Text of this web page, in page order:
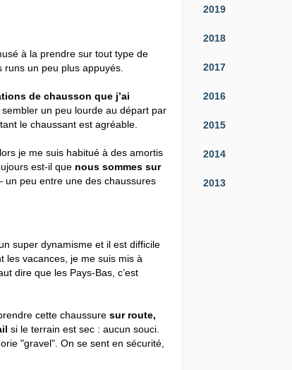
à la prendre sur tout type de
un peu plus appuyés.
de chausson que j’ai
sembler un peu lourde au départ par
le chaussant est agréable.
je me suis habitué à des amortis
est-il que nous sommes sur
peu entre une des chaussures
super dynamisme et il est difficile
les vacances, je me suis mis à
dire que les Pays-Bas, c’est
cette chaussure sur route,
si le terrain est sec : aucun souci.
"gravel". On se sent en sécurité,
2019
2018
2017
2016
2015
2014
2013